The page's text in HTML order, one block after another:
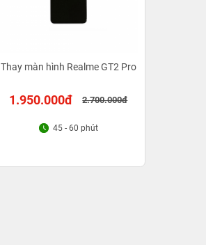
Thay màn hình Realme GT2 Pro
1.950.000đ 2.700.000đ
45 - 60 phút